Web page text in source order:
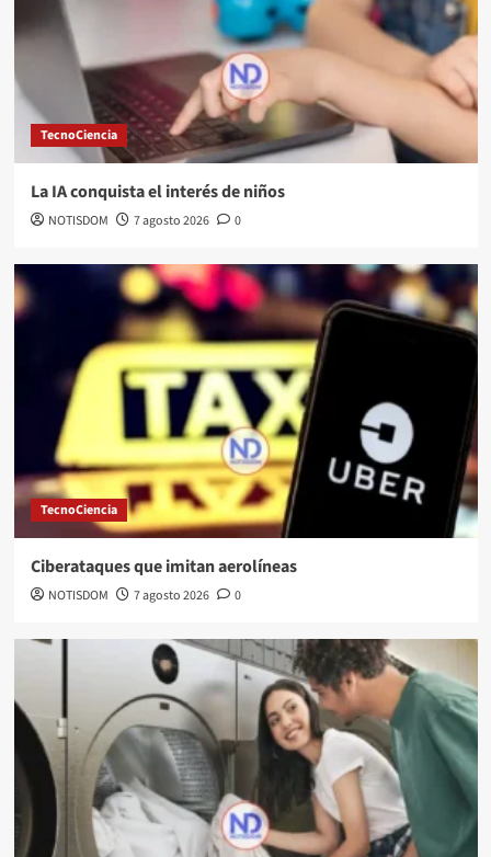
TecnoCiencia
La IA conquista el interés de niños
NOTISDOM 7 agosto 2026 0
TecnoCiencia
Ciberataques que imitan aerolíneas
NOTISDOM 7 agosto 2026 0